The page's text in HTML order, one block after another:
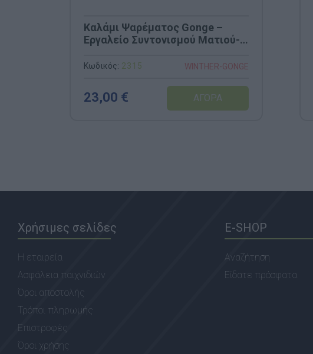
Καλάμι Ψαρέματος Gonge –
Εργαλείο Συντονισμού Ματιού-
Κωδικός: 2315 WINTHER-GONGE
23,00 €
Χρήσιμες σελίδες
Η εταιρεία
Ασφάλεια παιχνιδιών
Όροι αποστολής
Τρόποι πληρωμής
Επιστροφές
Όροι χρήσης
E-SHOP
Αναζήτηση
Είδατε πρόσφατα